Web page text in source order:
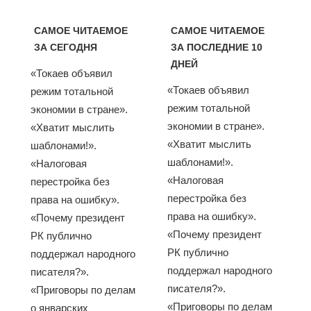
САМОЕ ЧИТАЕМОЕ
ЗА СЕГОДНЯ
«Токаев объявил
режим тотальной
экономии в стране».
«Хватит мыслить
шаблонами!».
«Налоговая
перестройка без
права на ошибку».
«Почему президент
РК публично
поддержал народного
писателя?».
«Приговоры по делам
о январских
САМОЕ ЧИТАЕМОЕ
ЗА ПОСЛЕДНИЕ 10
ДНЕЙ
«Токаев объявил
режим тотальной
экономии в стране».
«Хватит мыслить
шаблонами!».
«Налоговая
перестройка без
права на ошибку».
«Почему президент
РК публично
поддержал народного
писателя?».
«Приговоры по делам